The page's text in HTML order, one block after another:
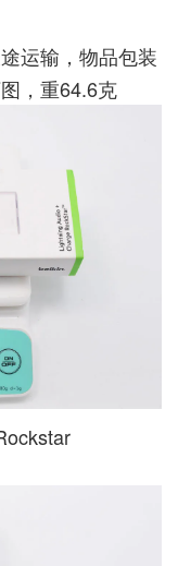
运输，物品包装
，重64.6克